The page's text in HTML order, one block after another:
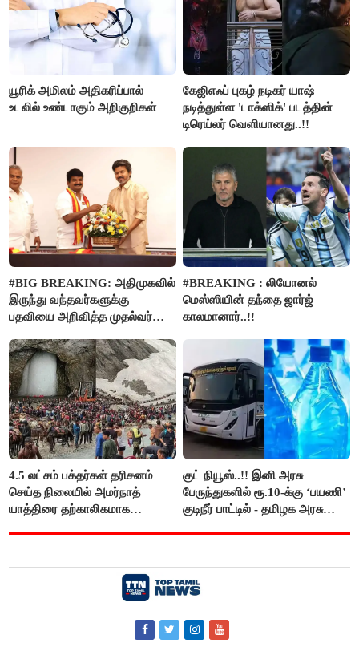
யூரிக் அமிலம் அதிகரிப்பால்
உடலில் உண்டாகும் அறிகுறிகள்
கேஜிஎஃப் புகழ் நடிகர் யாஷ்
நடித்துள்ள 'டாக்‌ஸிக்' படத்தின்
டிரெய்லர் வெளியானது..!!
#BIG BREAKING: அதிமுகவில்
இருந்து வந்தவர்களுக்கு
பதவியை அறிவித்த முதல்வர்
#BREAKING : லியோனல்
மெஸ்ஸியின் தந்தை ஜார்ஜ்
காலமானார்..!!
4.5 லட்சம் பக்தர்கள் தரிசனம்
செய்த நிலையில் அமர்நாத்
யாத்திரை தற்காலிகமாக
குட் நியூஸ்..!! இனி அரசு
பேருந்துகளில் ரூ.10-க்கு ‘பயணி’
குடிநீர் பாட்டில் - தமிழக அரசு